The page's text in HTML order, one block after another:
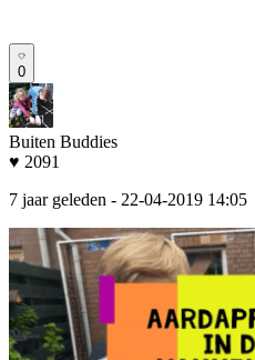
0
Buiten Buddies
♥ 2091
7 jaar geleden - 22-04-2019 14:05